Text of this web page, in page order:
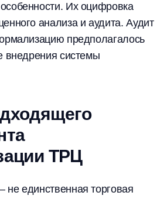
Их оцифровка
анализа и аудита. Аудит
предполагалось
внедрения системы
ТРЦ
единственная торговая